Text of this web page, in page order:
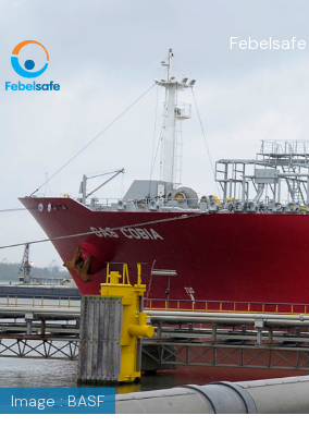
Febelsafe
Image : BASF